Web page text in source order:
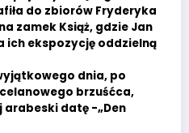
do zbiorów Fryderyka
zamek Książ, gdzie Jan
ich ekspozycję oddzielną
dnia, po
brzuśćca,
arabeski datę -„Den